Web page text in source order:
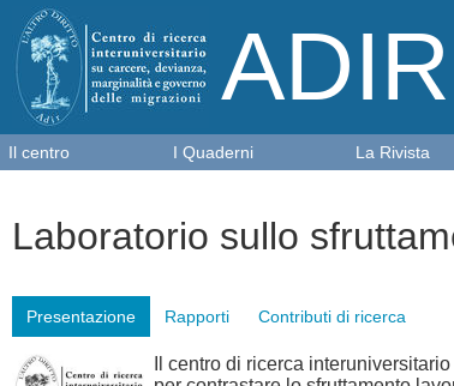
ADIR
Laboratorio sullo
Presentazione Rapporti Contributi di ricerca
Il centro di ricerca
Il centro I Quaderni La Rivista